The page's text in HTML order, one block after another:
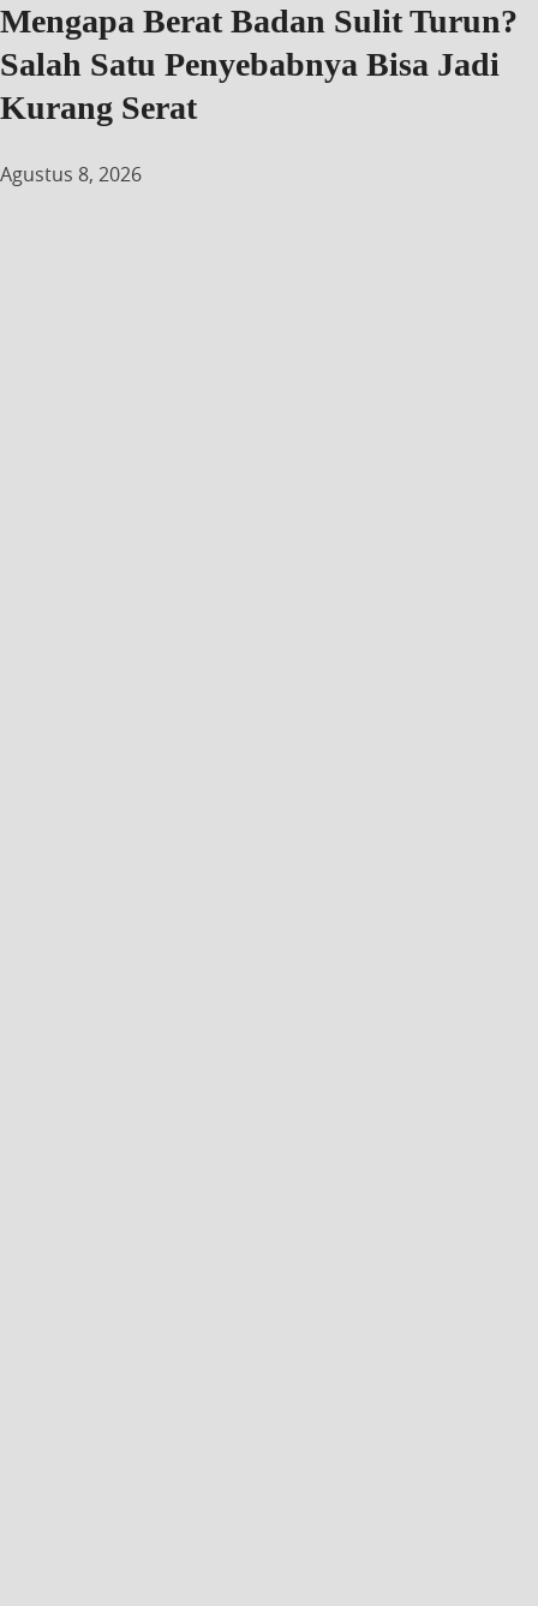
Mengapa Berat Badan Sulit Turun?
Salah Satu Penyebabnya Bisa Jadi
Kurang Serat
Agustus 8, 2026